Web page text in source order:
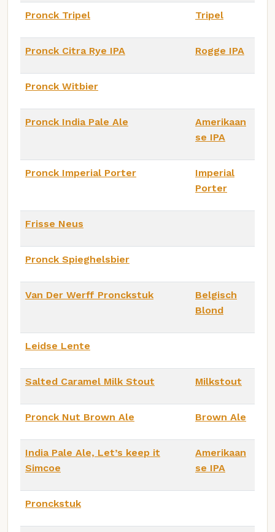
Pronck Tripel Tripel
Pronck Citra Rye IPA Rogge IPA
Pronck Witbier
Pronck India Pale Ale
Amerikaan
se IPA
Pronck Imperial Porter
Imperial
Porter
Frisse Neus
Pronck Spieghelsbier
Van Der Werff Pronckstuk
Belgisch
Blond
Leidse Lente
Salted Caramel Milk Stout Milkstout
Pronck Nut Brown Ale Brown Ale
India Pale Ale, Let’s keep it
Simcoe
Amerikaan
se IPA
Pronckstuk